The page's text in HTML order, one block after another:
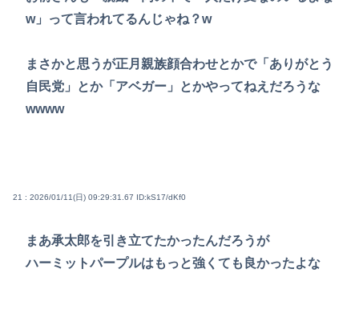
w」って言われてるんじゃね？w
まさかと思うが正月親族顔合わせとかで「ありがとう
自民党」とか「アベガー」とかやってねえだろうな
wwww
21 : 2026/01/11(日) 09:29:31.67 ID:kS17/dKf0
まあ承太郎を引き立てたかったんだろうが
ハーミットパープルはもっと強くても良かったよな